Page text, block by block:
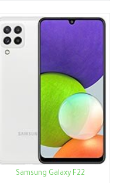
Samsung Galaxy F22
Processeur:
RAM:
Android 11 One UI 3.1
5000mAh